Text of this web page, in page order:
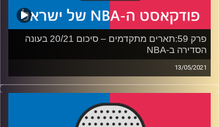
פרק 59:תארים מתקדמים – סיכום 20/21 בעונה
הסדירה ב-NBA
13/05/2021
פודקאסט האן.בי.איי עם ערן סורוקה, שרון דוידוביץ', משה
דוידוביץ' ועידן לוצקי
רבע 1: למה ה-MVP לא אמור להיות צמוד, ובאיזו חמישייה